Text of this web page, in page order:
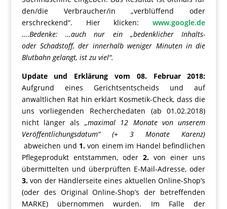
den/die Verbraucher/in „verblüffend oder
erschreckend“. Hier klicken:www.google.de
….Bedenke: …auch nur ein „bedenklicher Inhalts-
oder Schadstoff, der innerhalb weniger Minuten in die
Blutbahn gelangt, ist zu viel“.
Update und Erklärung vom 08. Februar 2018:
Aufgrund eines Gerichtsentscheids und auf
anwaltlichen Rat hin erklärt Kosmetik-Check, dass die
uns vorliegenden Recherchedaten (ab 01.02.2018)
nicht länger als „maximal 12 Monate von unserem
Veröffentlichungsdatum“ (+ 3 Monate Karenz)
abweichen und 1. von einem im Handel befindlichen
Pflegeprodukt entstammen, oder2. von einer uns
übermittelten und überprüften E-Mail-Adresse, oder
3.von der Händlerseite eines aktuellen Online-Shop’s
(oder des Original Online-Shop’s der betreffenden
MARKE) übernommen wurden. Im Falle der